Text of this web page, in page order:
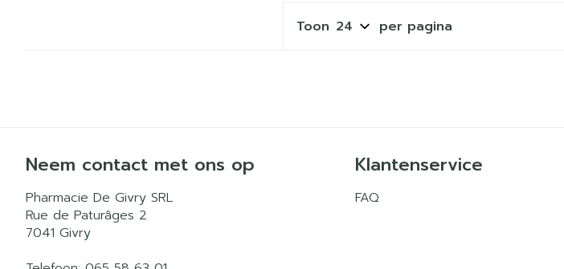
Toon per pagina
Neem contact met ons op
Pharmacie De Givry SRL
Rue de Paturâges 2
7041 Givry
Klantenservice
FAQ